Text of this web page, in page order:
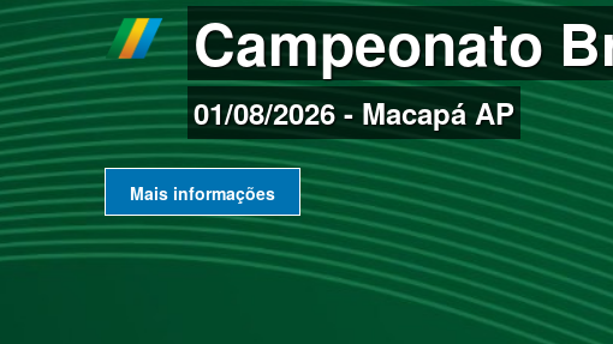
Campeonato
01/08/2026 - Macapá AP
Mais informações